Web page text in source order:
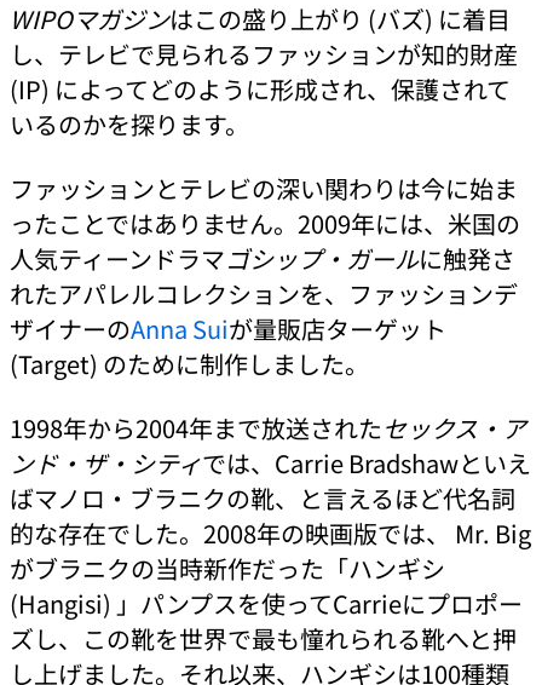
WIPOマガジンはこの盛り上がり (バズ) に着目
し、テレビで見られるファッションが知的財産
(IP) によってどのように形成され、保護されて
いるのかを探ります。
ファッションとテレビの深い関わりは今に始ま
ったことではありません。2009年には、米国の
人気ティーンドラマゴシップ・ガールに触発さ
れたアパレルコレクションを、ファッションデ
ザイナーのAnna Suiが量販店ターゲット
(Target) のために制作しました。
1998年から2004年まで放送されたセックス・ア
ンド・ザ・シティでは、Carrie Bradshawといえ
ばマノロ・ブラニクの靴、と言えるほど代名詞
的な存在でした。2008年の映画版では、 Mr. Big
がブラニクの当時新作だった「ハンギシ
(Hangisi) 」パンプスを使ってCarrieにプロポー
ズし、この靴を世界で最も憧れられる靴へと押
し上げました。それ以来、ハンギシは100種類